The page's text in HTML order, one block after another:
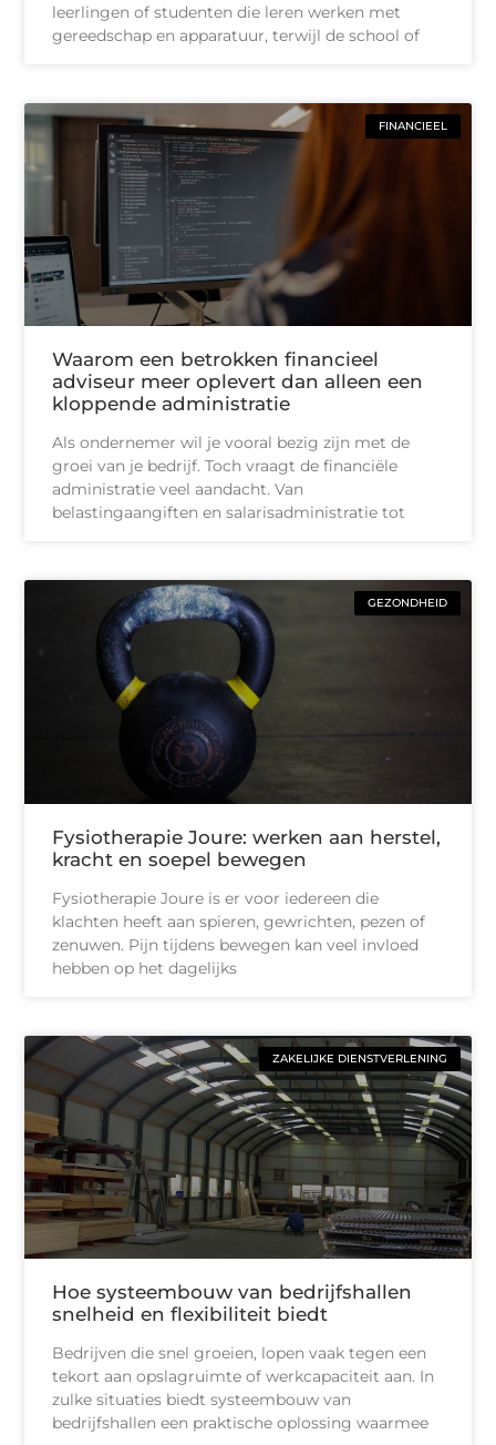
leerlingen of studenten die leren werken met
gereedschap en apparatuur, terwijl de school of
FINANCIEEL
Waarom een betrokken financieel
adviseur meer oplevert dan alleen een
kloppende administratie
Als ondernemer wil je vooral bezig zijn met de
groei van je bedrijf. Toch vraagt de financiële
administratie veel aandacht. Van
belastingaangiften en salarisadministratie tot
GEZONDHEID
Fysiotherapie Joure: werken aan herstel,
kracht en soepel bewegen
Fysiotherapie Joure is er voor iedereen die
klachten heeft aan spieren, gewrichten, pezen of
zenuwen. Pijn tijdens bewegen kan veel invloed
hebben op het dagelijks
ZAKELIJKE DIENSTVERLENING
Hoe systeembouw van bedrijfshallen
snelheid en flexibiliteit biedt
Bedrijven die snel groeien, lopen vaak tegen een
tekort aan opslagruimte of werkcapaciteit aan. In
zulke situaties biedt systeembouw van
bedrijfshallen een praktische oplossing waarmee